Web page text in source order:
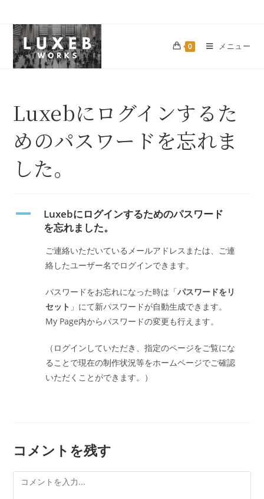
0 メニュー
Luxebにログインするた
めのパスワードを忘れま
した。
A
Luxebにログインするためのパスワード
を忘れました。
ご連絡いただいているメールアドレスまたは、ご連
絡したユーザー名でログインできます。
パスワードをお忘れになった時は「パスワードをリ
セット 」にて新パスワードが自動生成できます。
My Page内からパスワードの変更も行えます。
（ログインしていただき、指定のページをご覧にな
ることで現在の制作状況等をホームページでご確認
いただくことができます。）
コメントを残す